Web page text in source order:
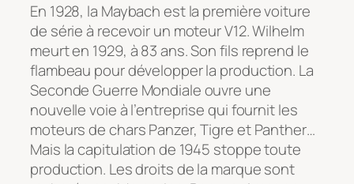
En 1928, la Maybach est la première voiture
de série à recevoir un moteur V12. Wilhelm
meurt en 1929, à 83 ans. Son fils reprend le
flambeau pour développer la production. La
Seconde Guerre Mondiale ouvre une
nouvelle voie à l’entreprise qui fournit les
moteurs de chars Panzer, Tigre et Panther…
Mais la capitulation de 1945 stoppe toute
production. Les droits de la marque sont